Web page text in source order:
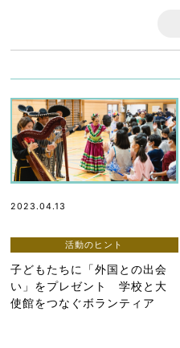
2023.04.13
活動のヒント
子どもたちに「外国との出会
い」をプレゼント 学校と大
使館をつなぐボランティア